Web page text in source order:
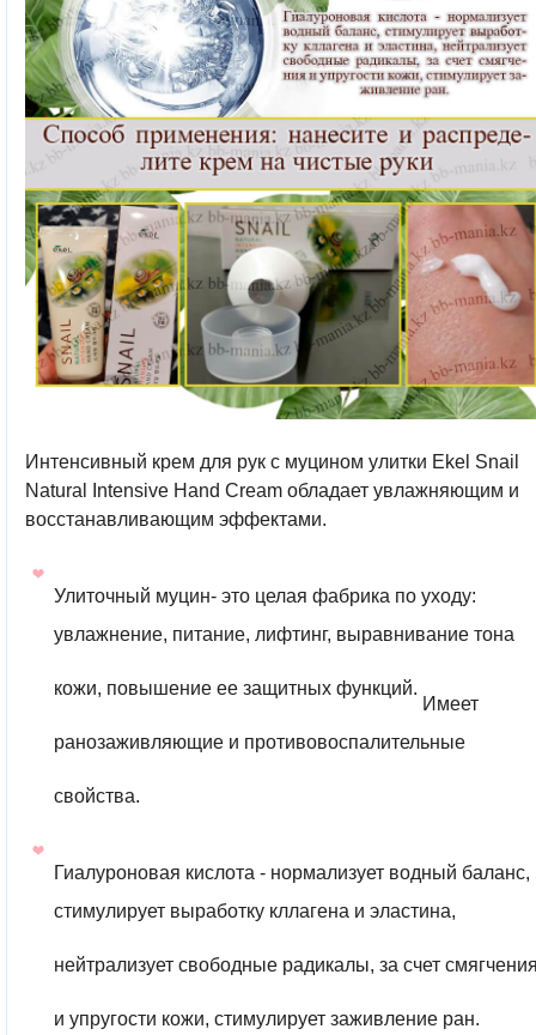
Интенсивный крем для рук с муцином улитки Ekel Snail
Natural Intensive Hand Cream обладает увлажняющим и
восстанавливающим эффектами.
Улиточный муцин- это целая фабрика по уходу:
увлажнение, питание, лифтинг, выравнивание тона
кожи, повышение ее защитных функций. Имеет
ранозаживляющие и противовоспалительные
свойства.
Гиалуроновая кислота - нормализует водный баланс,
стимулирует выработку кллагена и эластина,
нейтрализует свободные радикалы, за счет